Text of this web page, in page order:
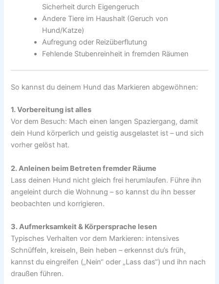
Sicherheit durch Eigengeruch
Andere Tiere im Haushalt (Geruch von
Hund/Katze)
Aufregung oder Reizüberflutung
Fehlende Stubenreinheit in fremden Räumen
So kannst du deinem Hund das Markieren abgewöhnen:
1. Vorbereitung ist alles
Vor dem Besuch: Mach einen langen Spaziergang, damit
dein Hund körperlich und geistig ausgelastet ist – und sich
vorher gelöst hat.
2. Anleinen beim Betreten fremder Räume
Lass deinen Hund nicht gleich frei herumlaufen. Führe ihn
angeleint durch die Wohnung – so kannst du ihn besser
beobachten und korrigieren.
3. Aufmerksamkeit & Körpersprache lesen
Typisches Verhalten vor dem Markieren: intensives
Schnüffeln, kreiseln, Bein heben – erkennst du’s früh,
kannst du eingreifen („Nein“ oder „Lass das“) und ihn nach
draußen führen.